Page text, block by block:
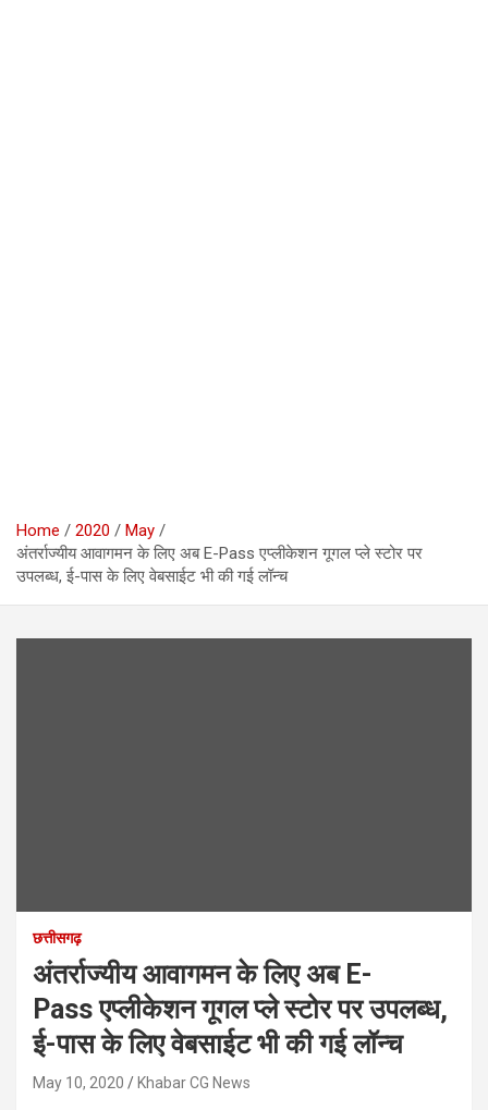
Home 2020
May
अंतर्राज्यीय आवागमन के लिए अब E-Pass एप्लीकेशन गूगल प्ले स्टोर पर
उपलब्ध, ई-पास के लिए वेबसाईट भी की गई लॉन्च
छत्तीसगढ़
अंतर्राज्यीय आवागमन के लिए अब E-
Pass एप्लीकेशन गूगल प्ले स्टोर पर उपलब्ध,
ई-पास के लिए वेबसाईट भी की गई लॉन्च
May 10, 2020 Khabar CG News